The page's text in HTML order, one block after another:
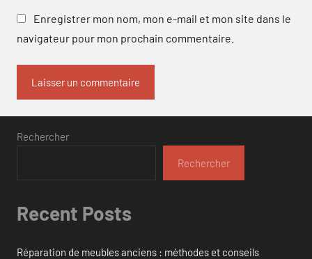
Enregistrer mon nom, mon e-mail et mon site dans le
navigateur pour mon prochain commentaire.
Rechercher
Rechercher
Recent Posts
Réparation de meubles anciens : méthodes et conseils